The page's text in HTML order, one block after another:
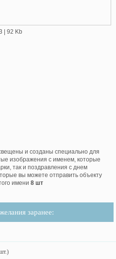
| 92 Kb
и созданы специально для
изображения с именем, которые
так и поздравления с днем
вы можете отправить объекту
имени 8 шт
заранее: